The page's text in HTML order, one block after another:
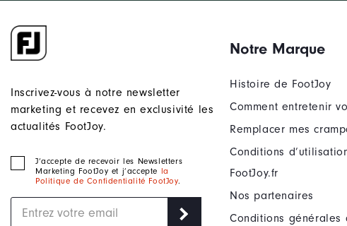
Inscrivez-vous à notre newsletter
marketing et recevez en exclusivité les
actualités FootJoy.
J‘accepte de recevoir les Newsletters
Marketing FootJoy et j’accepte la
Politique de Confidentialité FootJoy.
Notre Marque
Histoire de FootJoy
Comment entretenir
Remplacer mes
Conditions
FootJoy.fr
Nos partenaires
Conditions générales